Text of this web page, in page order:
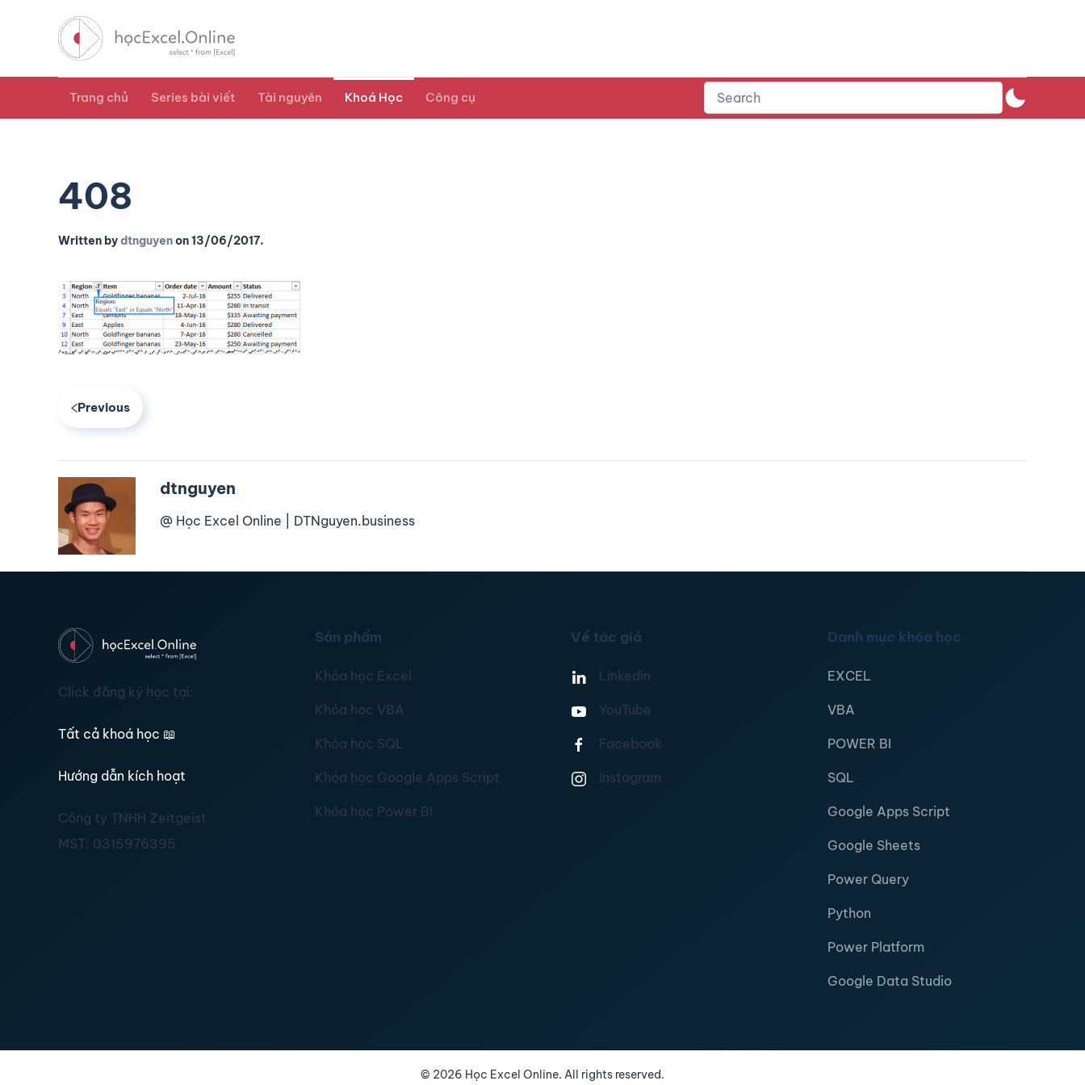
Trang chủ Series bài viết Tài nguyên Khoá Học Công cụ
408
Written bydtnguyenon13/06/2017.
Previous
dtnguyen
@ Học Excel Online | DTNguyen.business
Click đăng ký học tại:
Tất cả khoá học 📖
Hướng dẫn kích hoạt
Công ty TNHH Zeitgeist
MST: 0315976395
Sản phẩm
Khóa học Excel
Khóa học VBA
Khóa học SQL
Khóa học Google Apps Script
Khóa học Power BI
Về tác giả
Linkedin
YouTube
Facebook
Instagram
Danh mục khóa học
EXCEL
VBA
POWER BI
SQL
Google Apps Script
Google Sheets
Power Query
Python
Power Platform
Google Data Studio
© 2026 Học Excel Online. All rights reserved.